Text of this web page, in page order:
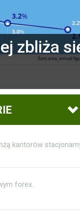
zbliża
kantorów
forex.